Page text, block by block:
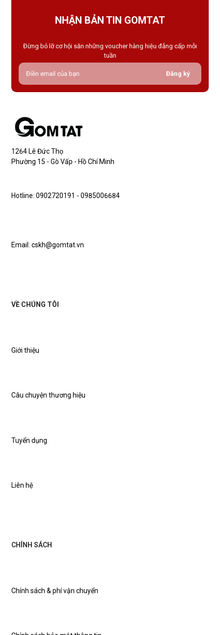
NHẬN BẢN TIN GOMTAT
Đừng bỏ lỡ cơ hội săn những voucher hàng hiệu đẳng cấp mỗi
tuần
Đăng ký
1264 Lê Đức Thọ
Phường 15 - Gò Vấp - Hồ Chí Minh
Hotline: 0902720191 - 0985006684
Email: cskh@gomtat.vn
VỀ CHÚNG TÔI
Giới thiệu
Câu chuyện thương hiệu
Tuyển dụng
Liên hệ
CHÍNH SÁCH
Chính sách & phí vận chuyển